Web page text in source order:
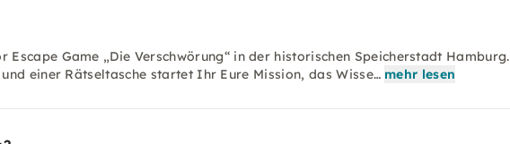
Escape Game „Die Verschwörung“ in der historischen Speicherstadt Hamburg.
einer Rätseltasche startet Ihr Eure Mission, das Wisse… mehr lesen